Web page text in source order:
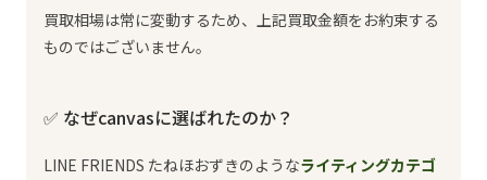
買取相場は常に変動するため、上記買取金額をお約束する
ものではございません。
✅ なぜcanvasに選ばれたのか？
LINE FRIENDS たねほおずきのようなライティングカテゴ